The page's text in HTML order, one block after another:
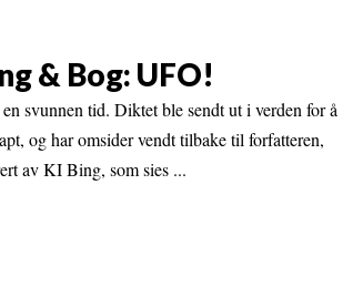
& Bog: UFO!
svunnen tid. Diktet ble sendt ut i verden for å
og har omsider vendt tilbake til forfatteren,
av KI Bing, som sies ...